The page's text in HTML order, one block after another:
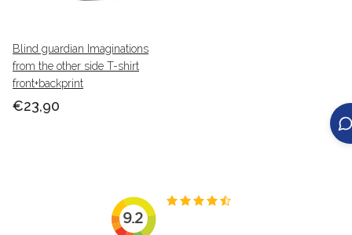
Blind guardian Imaginations
from the other side T-shirt
front+backprint
€23,90